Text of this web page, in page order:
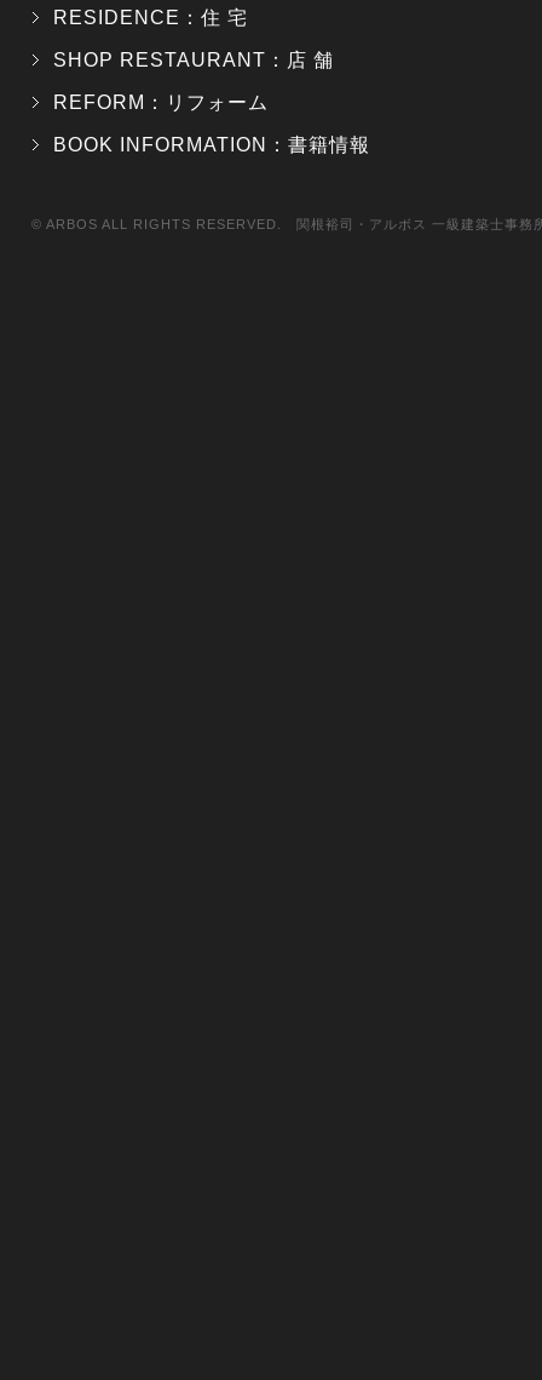
RESIDENCE：住 宅
SHOP RESTAURANT：店 舗
REFORM：リフォーム
BOOK INFORMATION：書籍情報
© ARBOS ALL RIGHTS RESERVED. 関根裕司・アルボス 一級建築士事務